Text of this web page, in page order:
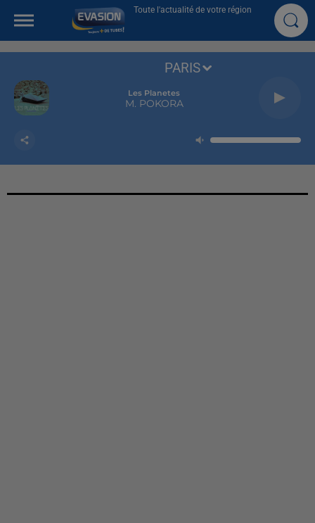
Toute l'actualité de votre région
Les Planetes
M. POKORA
PARIS